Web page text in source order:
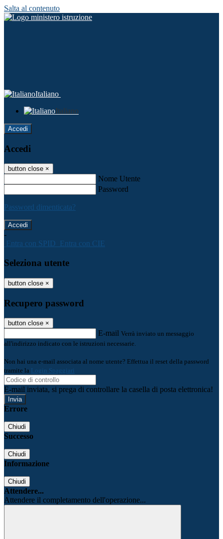
Salta al contenuto
Italiano
Italiano
Accedi
Accedi
button close ×
Nome Utente
Password
Password dimenticata?
-
Entra con SPID Entra con CIE
Seleziona utente
button close ×
Recupero password
button close ×
E-mail Verrà inviato un messaggio
all'indirizzo indicato con le istruzioni necessarie.
Non hai una e-mail associata al nome utente? Effettua il reset della password
tramite la Login Spaggiari
E-mail inviata, si prega di controllare la casella di posta elettronica!
Errore
Chiudi
Successo
Chiudi
Informazione
Chiudi
Attendere...
Attendere il completamento dell'operazione...